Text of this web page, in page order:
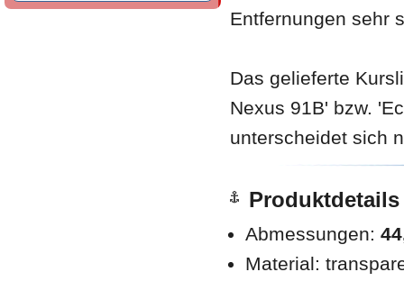
Entfernungen sehr
Das gelieferte
Nexus 91B' bzw.
unterscheidet sich
Produktdetails
Abmessungen:
Material: